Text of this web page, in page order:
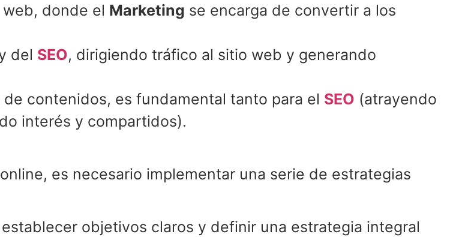
donde el Marketing se encarga de convertir a los
del SEO, dirigiendo tráfico al sitio web y generando
de contenidos, es fundamental tanto para el SEO (atrayendo
interés y compartidos).
es necesario implementar una serie de estrategias
objetivos claros y definir una estrategia integral